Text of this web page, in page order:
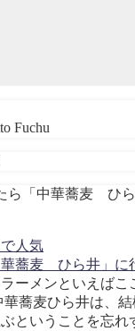
Fuchu
人気
蕎麦 ひら井」に
ラーメンといえば
華蕎麦ひら井は、
ということを忘れ